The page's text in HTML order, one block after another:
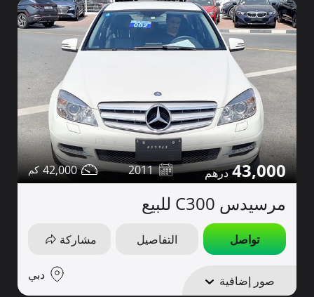
43,000
2011
42,000
مرسيدس C300 للبيع
تواصل التفاصيل مشاركة
صور إضافية دبي